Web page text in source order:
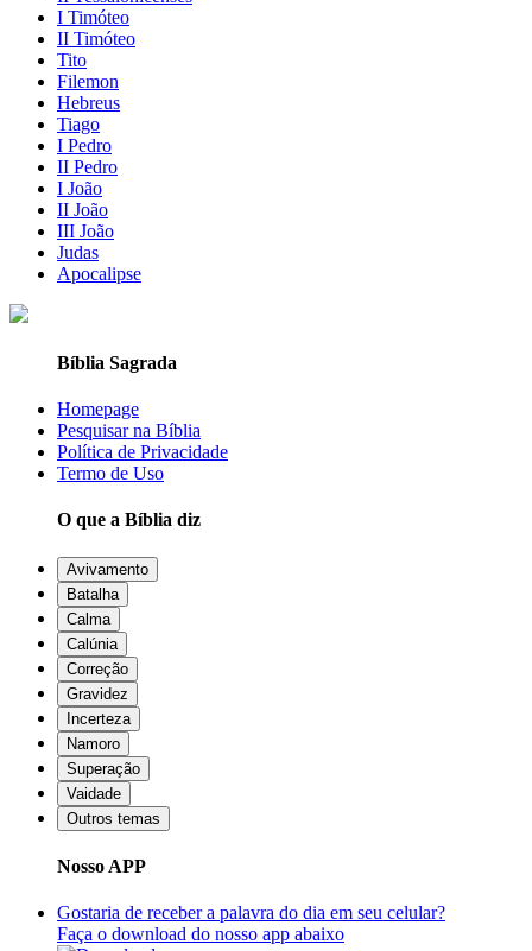
I Timóteo
II Timóteo
Tito
Filemon
Hebreus
Tiago
I Pedro
II Pedro
I João
II João
III João
Judas
Apocalipse
Bíblia Sagrada
Homepage
Pesquisar na Bíblia
Política de Privacidade
Termo de Uso
O que a Bíblia diz
Avivamento
Batalha
Calma
Calúnia
Correção
Gravidez
Incerteza
Namoro
Superação
Vaidade
Outros temas
Nosso APP
Gostaria de receber a palavra do dia em seu celular?
Faça o download do nosso app abaixo